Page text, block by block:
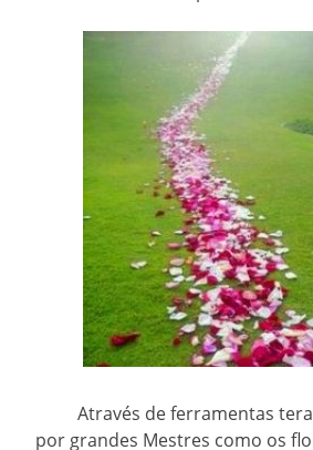
Através de ferramentas
por grandes Mestres como os